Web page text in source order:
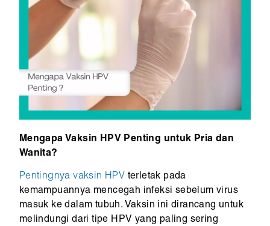
Mengapa Vaksin HPV Penting untuk Pria dan
Wanita?
Pentingnya vaksin HPV terletak pada
kemampuannya mencegah infeksi sebelum virus
masuk ke dalam tubuh. Vaksin ini dirancang untuk
melindungi dari tipe HPV yang paling sering